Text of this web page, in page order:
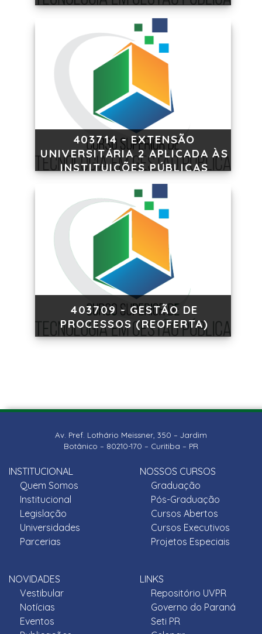
403714 - EXTENSÃO
UNIVERSITÁRIA 2 APLICADA ÀS
INSTITUIÇÕES PÚBLICAS
(REOFERTA)
403709 - GESTÃO DE
PROCESSOS (REOFERTA)
Av. Pref. Lothário Meissner, 350 – Jardim
Botânico – 80210-170 – Curitiba – PR
INSTITUCIONAL
Quem Somos
Institucional
Legislação
Universidades
Parcerias
NOVIDADES
Vestibular
Notícias
Eventos
NOSSOS CURSOS
Graduação
Pós-Graduação
Cursos Abertos
Cursos Executivos
Projetos Especiais
LINKS
Repositório UVPR
Governo do Paraná
Seti PR